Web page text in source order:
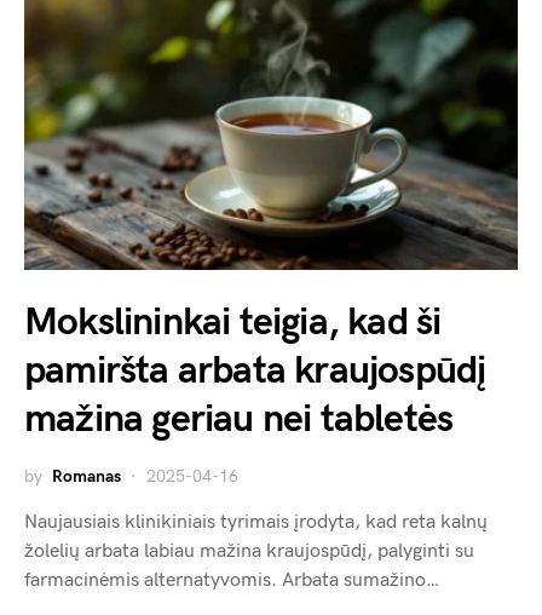
Mokslininkai teigia, kad ši
pamiršta arbata kraujospūdį
mažina geriau nei tabletės
by Romanas 2025-04-16
Naujausiais klinikiniais tyrimais įrodyta, kad reta kalnų
žolelių arbata labiau mažina kraujospūdį, palyginti su
farmacinėmis alternatyvomis. Arbata sumažino…